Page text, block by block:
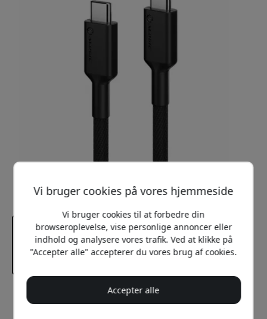
Anbefalet pris
Vi bruger cookies på vores hjemmeside
Vi bruger cookies til at forbedre din
browseroplevelse, vise personlige annoncer eller
indhold og analysere vores trafik. Ved at klikke på
"Accepter alle" accepterer du vores brug af cookies.
Accepter alle